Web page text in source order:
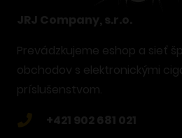
JRJ Company, s.r.o.
Prevádzkujeme eshop a sieť
obchodov s elektronickými
príslušenstvom.
+421 902 681 021